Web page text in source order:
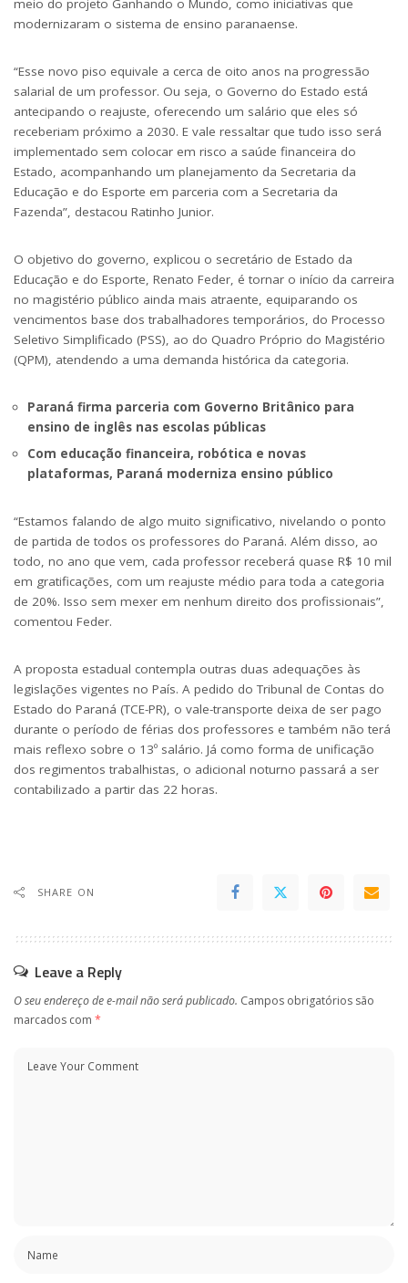
meio do projeto Ganhando o Mundo, como iniciativas que
modernizaram o sistema de ensino paranaense.
“Esse novo piso equivale a cerca de oito anos na progressão
salarial de um professor. Ou seja, o Governo do Estado está
antecipando o reajuste, oferecendo um salário que eles só
receberiam próximo a 2030. E vale ressaltar que tudo isso será
implementado sem colocar em risco a saúde financeira do
Estado, acompanhando um planejamento da Secretaria da
Educação e do Esporte em parceria com a Secretaria da
Fazenda”, destacou Ratinho Junior.
O objetivo do governo, explicou o secretário de Estado da
Educação e do Esporte, Renato Feder, é tornar o início da carreira
no magistério público ainda mais atraente, equiparando os
vencimentos base dos trabalhadores temporários, do Processo
Seletivo Simplificado (PSS), ao do Quadro Próprio do Magistério
(QPM), atendendo a uma demanda histórica da categoria.
Paraná firma parceria com Governo Britânico para
ensino de inglês nas escolas públicas
Com educação financeira, robótica e novas
plataformas, Paraná moderniza ensino público
“Estamos falando de algo muito significativo, nivelando o ponto
de partida de todos os professores do Paraná. Além disso, ao
todo, no ano que vem, cada professor receberá quase R$ 10 mil
em gratificações, com um reajuste médio para toda a categoria
de 20%. Isso sem mexer em nenhum direito dos profissionais”,
comentou Feder.
A proposta estadual contempla outras duas adequações às
legislações vigentes no País. A pedido do Tribunal de Contas do
Estado do Paraná (TCE-PR), o vale-transporte deixa de ser pago
durante o período de férias dos professores e também não terá
mais reflexo sobre o 13º salário. Já como forma de unificação
dos regimentos trabalhistas, o adicional noturno passará a ser
contabilizado a partir das 22 horas.
SHARE ON
Leave a Reply
O seu endereço de e-mail não será publicado. Campos obrigatórios são
marcados com *